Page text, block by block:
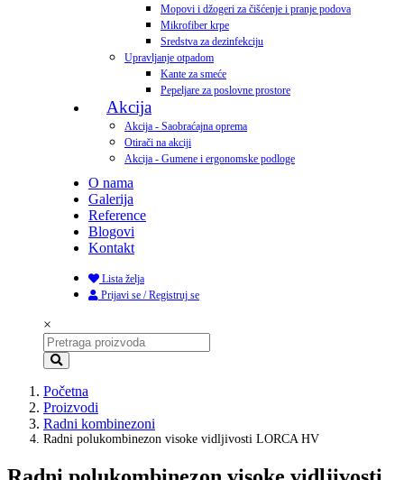
Mopovi i džogeri za čišćenje i pranje podova
Mikrofiber krpe
Sredstva za dezinfekciju
Upravljanje otpadom
Kante za smeće
Pepeljare za poslovne prostore
Akcija
Akcija - Saobraćajna oprema
Otirači na akciji
Akcija - Gumene i ergonomske podloge
O nama
Galerija
Reference
Blogovi
Kontakt
Lista želja
Prijavi se / Registruj se
×
Početna
Proizvodi
Radni kombinezoni
Radni polukombinezon visoke vidljivosti LORCA HV